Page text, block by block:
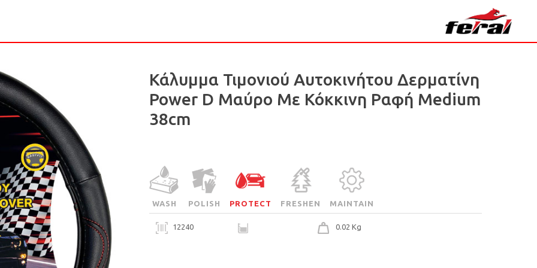
Κάλυμμα Τιμονιού Αυτοκινήτου Δερματίνη
Power D Μαύρο Με Κόκκινη Ραφή Medium
38cm
WASH POLISH PROTECT FRESHEN MAINTAIN
12240 0.02 Kg